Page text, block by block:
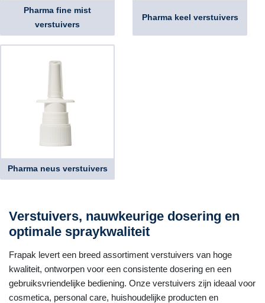
Pharma fine mist
verstuivers
Pharma keel verstuivers
Pharma neus verstuivers
Verstuivers, nauwkeurige dosering en
optimale spraykwaliteit
Frapak levert een breed assortiment verstuivers van hoge
kwaliteit, ontworpen voor een consistente dosering en een
gebruiksvriendelijke bediening. Onze verstuivers zijn ideaal voor
cosmetica, personal care, huishoudelijke producten en